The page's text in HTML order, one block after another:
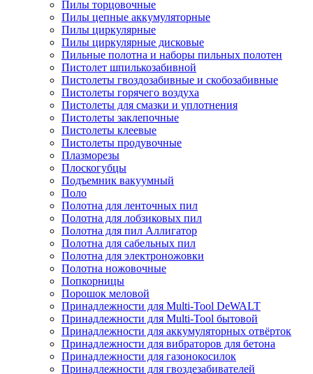
Пилы торцовочные
Пилы цепные аккумуляторные
Пилы циркулярные
Пилы циркулярные дисковые
Пильные полотна и наборы пильных полотен
Пистолет шпилькозабивной
Пистолеты гвоздозабивные и скобозабивные
Пистолеты горячего воздуха
Пистолеты для смазки и уплотнения
Пистолеты заклепочные
Пистолеты клеевые
Пистолеты продувочные
Плазморезы
Плоскогубцы
Подъемник вакуумный
Поло
Полотна для ленточных пил
Полотна для лобзиковых пил
Полотна для пил Аллигатор
Полотна для сабельных пил
Полотна для электроножовки
Полотна ножовочные
Попкорницы
Порошок меловой
Принадлежности для Multi-Tool DeWALT
Принадлежности для Multi-Tool бытовой
Принадлежности для аккумуляторных отвёрток
Принадлежности для вибраторов для бетона
Принадлежности для газонокосилок
Принадлежности для гвоздезабивателей